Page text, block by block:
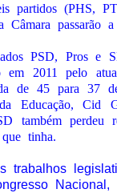
partidos (PHS,
Câmara passarão
PSD, Pros e
2011 pelo
de 45 para 37
Educação, Cid
também perdeu
tinha.
trabalhos